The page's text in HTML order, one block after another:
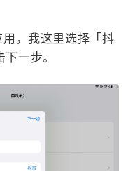
，我这里选择「抖
一步。